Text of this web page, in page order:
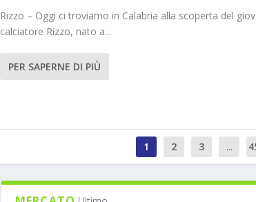
Rizzo – Oggi ci troviamo in Calabria alla scoperta del
calciatore Rizzo, nato a...
PER SAPERNE DI PIÙ
1 2 3 ...